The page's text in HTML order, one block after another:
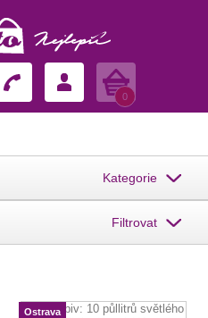
Košík
0
Kategorie
Filtrovat
Ostrava